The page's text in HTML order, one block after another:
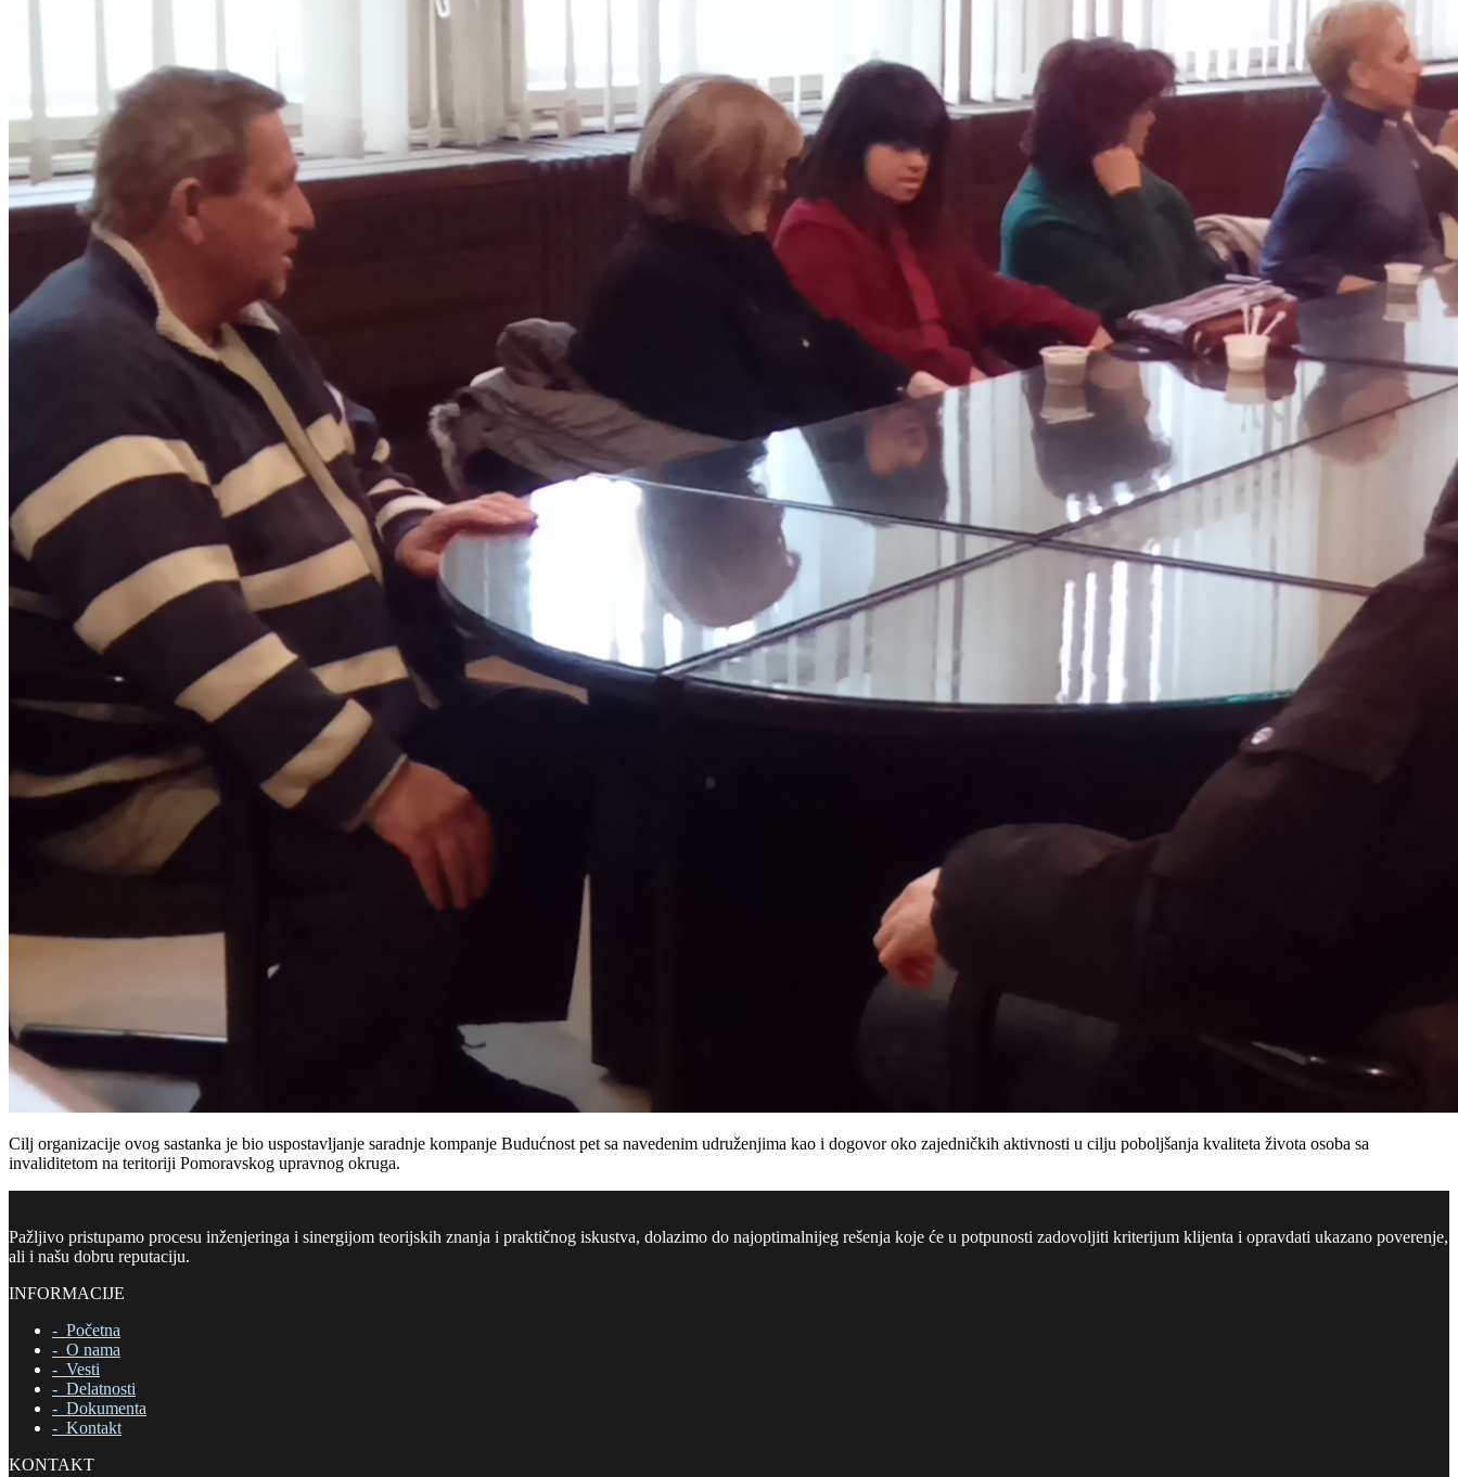
Cilj organizacije ovog sastanka je bio uspostavljanje saradnje kompanje Budućnost pet sa navedenim udruženjima kao i dogovor oko zajedničkih aktivnosti u cilju poboljšanja kvaliteta života osoba sa
invaliditetom na teritoriji Pomoravskog upravnog okruga.
Pažljivo pristupamo procesu inženjeringa i sinergijom teorijskih znanja i praktičnog iskustva, dolazimo do najoptimalnijeg rešenja koje će u potpunosti zadovoljiti kriterijum klijenta i opravdati ukazano poverenje,
ali i našu dobru reputaciju.
INFORMACIJE
- Početna
- O nama
- Vesti
- Delatnosti
- Dokumenta
- Kontakt
KONTAKT